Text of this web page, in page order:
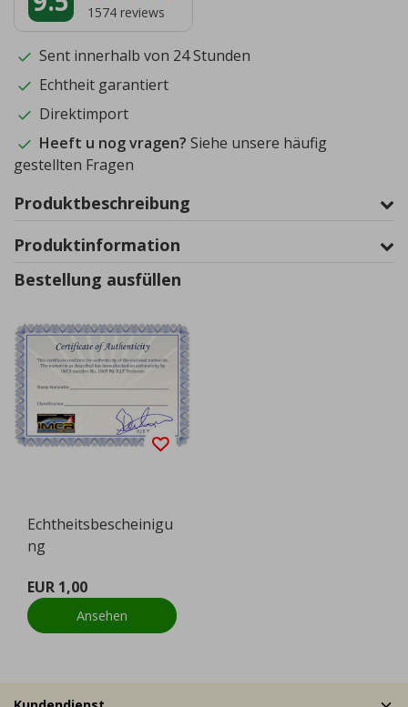
1574 reviews
Sent innerhalb von 24 Stunden
Echtheit garantiert
Direktimport
Heeft u nog vragen? Siehe unsere häufig
gestellten Fragen
Produktbeschreibung
Produktinformation
Bestellung ausfüllen
Echtheitsbescheinigu
ng
EUR 1,00
Ansehen